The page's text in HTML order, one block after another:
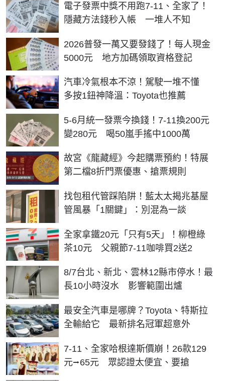
電子發票中獎不用跑7-11、全家了！
隱藏方法錢秒入帳 一堆人不知
2026普發一萬又要發錢了！每人現金
5000元 地方加碼領取資格登記
汽車冷氣根本不涼！駕駛一堆不懂
多按1鈕神降溫：Toyota也推薦
5-6月統一發票今換錢！7-11換200元
變280元 喝50嵐手搖中1000萬
故宮《龍藏經》今起購票預約！特展
第二檔8折門票優惠、搶票規則
找包租代管踩陷阱！藍太太揭兆基屋
管風暴「1關鍵」：別混為一談
全家拿鐵20元「只有5天」！柳橙綠
茶10元 父親節7-11咖啡買2送2
8/7台北、新北、雲林12縣市停水！最
長10小時沒水 影響範圍出爐
最安全汽車是哪牌？Toyota、特斯拉
全輸給它 最新排名冠軍超意外
7-11、全家哈根達斯價崩！26款129
元⭢65元 眾認證太便宜、要搶